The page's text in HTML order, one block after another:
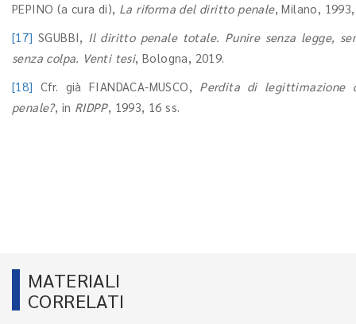
PEPINO (a cura di), La riforma del diritto penale, Milano,
[17] SGUBBI, Il diritto penale totale. Punire senza legge,
senza colpa. Venti tesi, Bologna, 2019.
[18] Cfr. già FIANDACA-MUSCO, Perdita di legittimazione
penale?, in RIDPP, 1993, 16 ss.
MATERIALI
CORRELATI